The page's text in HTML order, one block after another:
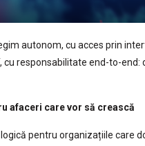
autonom, cu acces prin
cu responsabilitate end-to-
afaceri care vor să crească
pentru organizațiile care